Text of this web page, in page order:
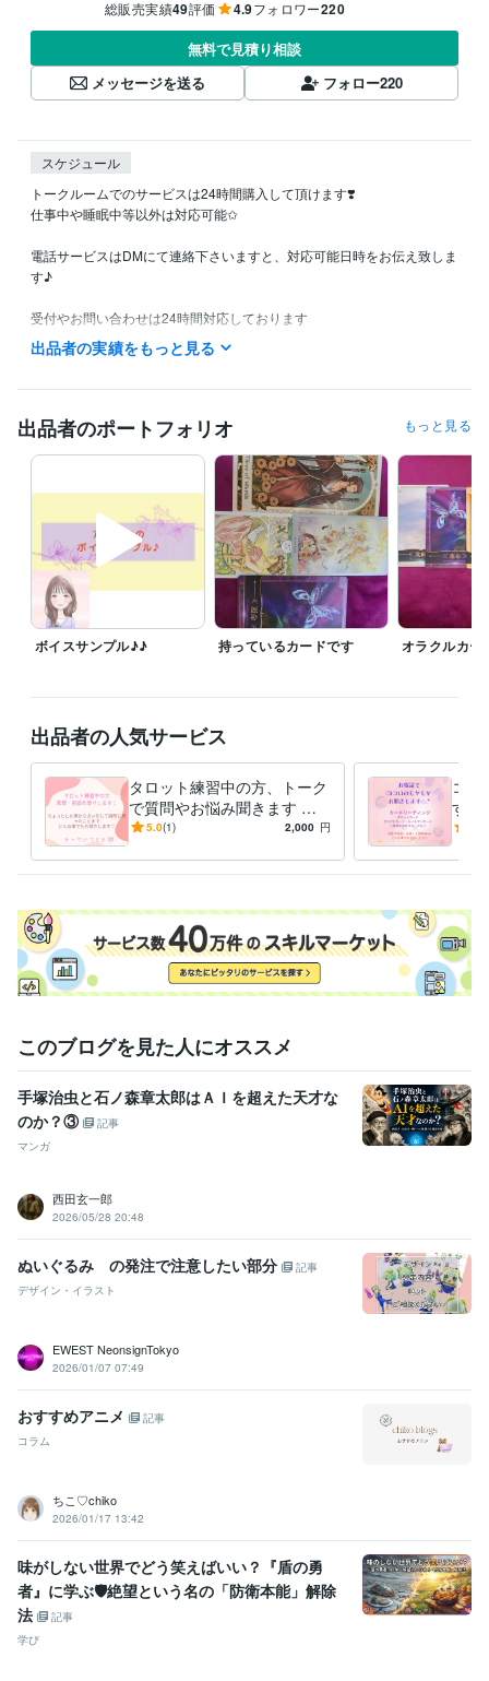
総販売実績49評価 4.9フォロワー220
無料で見積り相談
メッセージを送る
フォロー220
スケジュール
トークルームでのサービスは24時間購入して頂けます❣️
仕事中や睡眠中等以外は対応可能✩
電話サービスはDMにて連絡下さいますと、対応可能日時をお伝え致しま
す♪
受付やお問い合わせは24時間対応しております
お待たせしないようスムーズな対応を心掛けていますので、よろしくお
願いいたします(*´︶`*)
資格・検定
得意分野
占い 恋愛 仕事 人間関係 なんでも
悩み相談・カウンセリング 傾聴・相談・雑談
愚痴 雑談 惚気 趣味
出品者の実績をもっと見る
出品者のポートフォリオ もっと見る
ボイスサンプル♪♪ 持っているカードです オラクルカー
出品者の人気サービス
タロット練習中の方、トーク
で質問やお悩み聞きます 練
習していて困ったことを、お
5.0(1) 2,000 円
ココ
す
軽
このブログを見た人にオススメ
手塚治虫と石ノ森章太郎はＡＩを超えた天才な
のか？③
記事
マンガ
西田玄一郎
2026/05/28 20:48
ぬいぐるみ の発注で注意したい部分
記事
デザイン・イラスト
EWEST NeonsignTokyo
2026/01/07 07:49
おすすめアニメ
記事
コラム
ちこ♡chiko
2026/01/17 13:42
味がしない世界でどう笑えばいい？『盾の勇
者』に学ぶ🛡️絶望という名の「防衛本能」解除
法
記事
学び